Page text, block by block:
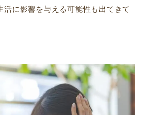
活に影響を与える可能性も出てきて